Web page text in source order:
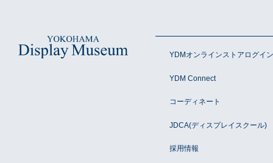
YDMオンラインストアログイン
YDM Connect
コーディネート
JDCA(ディスプレイスクール)
採用情報